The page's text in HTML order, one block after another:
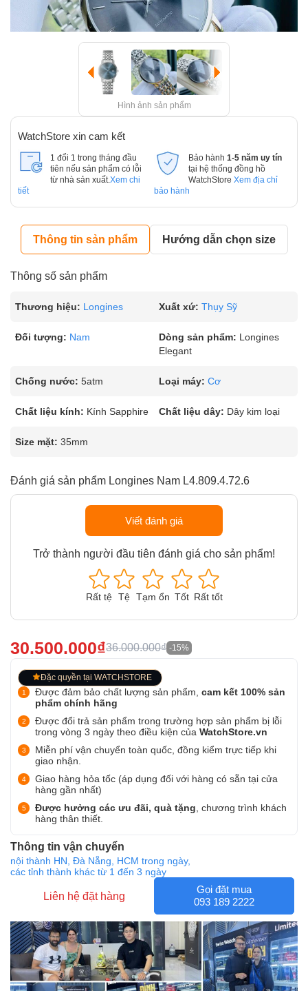
Hình ảnh sản phẩm
WatchStore xin cam kết
1 đổi 1 trong tháng đầu
tiên nếu sản phẩm có lỗi
từ nhà sản xuất. Xem chi
tiết
Bảo hành 1-5 năm uy tín
tại hệ thống đồng hồ
WatchStore Xem địa chỉ
bảo hành
Thông tin sản phẩm Hướng dẫn chọn size
Thông số sản phẩm
Thương hiệu: Longines Xuất xứ: Thụy Sỹ
Đối tượng: Nam Dòng sản phẩm: Longines
Elegant
Chống nước: 5atm Loại máy: Cơ
Chất liệu kính: Kính Sapphire Chất liệu dây: Dây kim loại
Size mặt: 35mm
Đánh giá sản phẩm Longines Nam L4.809.4.72.6
Viết đánh giá
Trở thành người đầu tiên đánh giá cho sản phẩm!
Rất tệ Tệ Tạm ổn Tốt Rất tốt
30.500.000₫36.000.000₫ -15%
Đặc quyền tại WATCHSTORE
Được đảm bảo chất lượng sản phẩm, cam kết 100% sản
phẩm chính hãng
Được đổi trả sản phẩm trong trường hợp sản phẩm bị lỗi
trong vòng 3 ngày theo điều kiện của WatchStore.vn
Miễn phí vận chuyển toàn quốc, đồng kiểm trực tiếp khi
giao nhận.
Giao hàng hỏa tốc (áp dụng đối với hàng có sẵn tại cửa
hàng gần nhất)
Được hưởng các ưu đãi, quà tặng , chương trình khách
hàng thân thiết.
Thông tin vận chuyển
nội thành HN, Đà Nẵng, HCM trong ngày,
các tỉnh thành khác từ 1 đến 3 ngày
Liên hệ đặt hàng
Gọi đặt mua
093 189 2222